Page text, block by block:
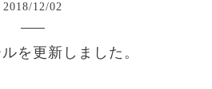
2018/12/02
を更新しました。